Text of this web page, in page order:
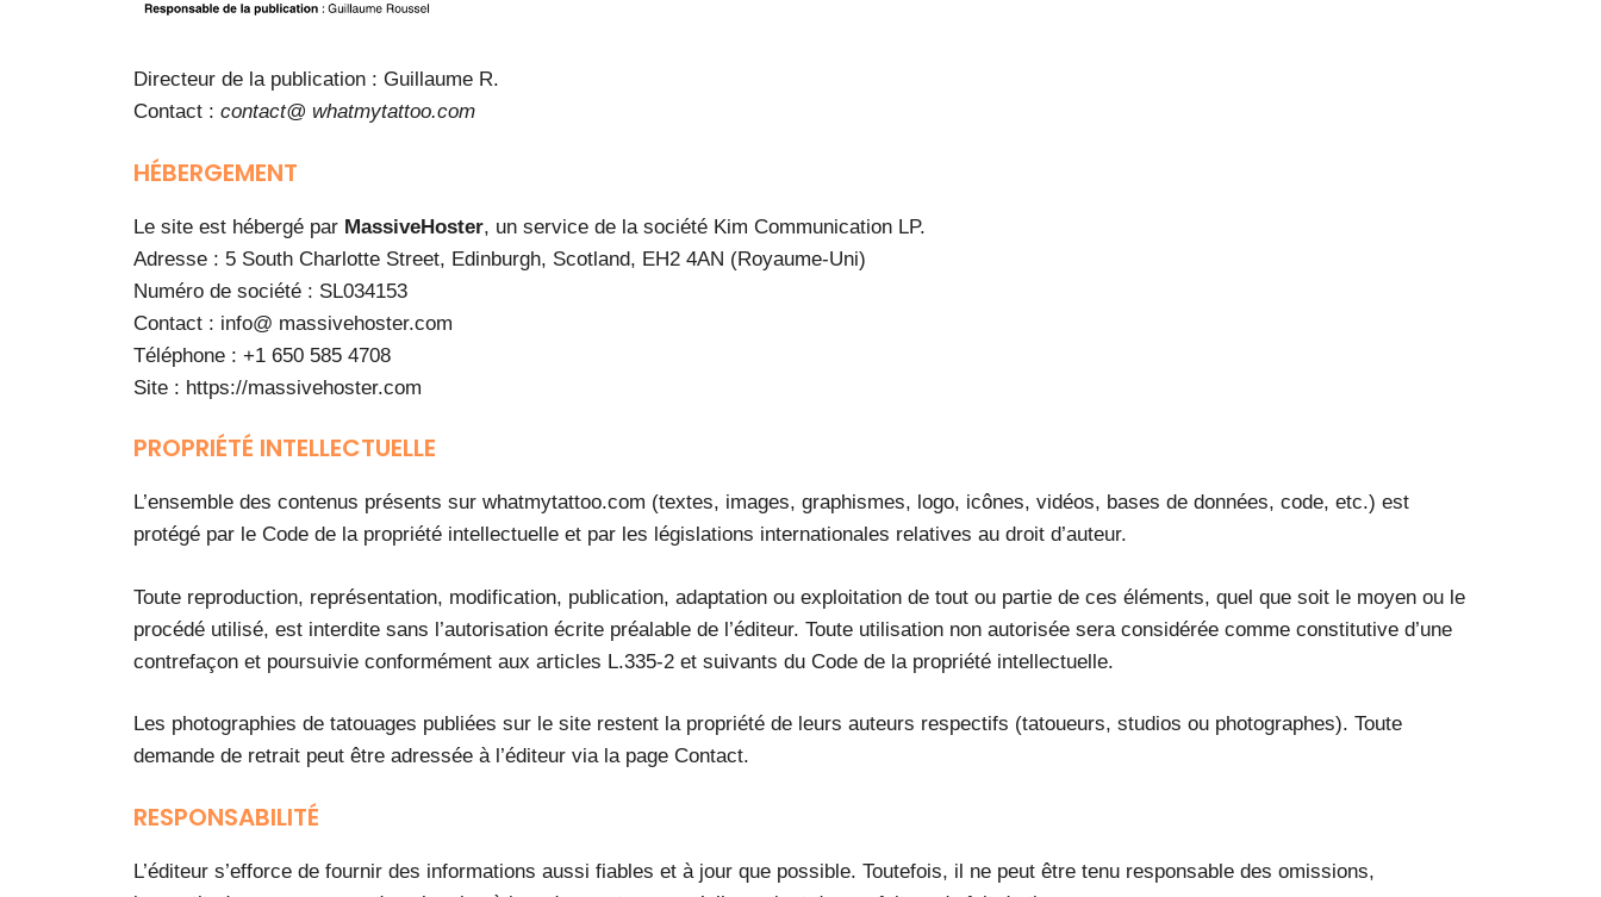
Directeur de la publication : Guillaume R.
Contact : contact@ whatmytattoo.com
HÉBERGEMENT
Le site est hébergé par MassiveHoster, un service de la société Kim Communication LP.
Adresse : 5 South Charlotte Street, Edinburgh, Scotland, EH2 4AN (Royaume-Uni)
Numéro de société : SL034153
Contact : info@ massivehoster.com
Téléphone : +1 650 585 4708
Site : https://massivehoster.com
PROPRIÉTÉ INTELLECTUELLE
L’ensemble des contenus présents sur whatmytattoo.com (textes, images, graphismes, logo, icônes, vidéos, bases de données, code, etc.) est
protégé par le Code de la propriété intellectuelle et par les législations internationales relatives au droit d’auteur.
Toute reproduction, représentation, modification, publication, adaptation ou exploitation de tout ou partie de ces éléments, quel que soit le moyen ou le
procédé utilisé, est interdite sans l’autorisation écrite préalable de l’éditeur. Toute utilisation non autorisée sera considérée comme constitutive d’une
contrefaçon et poursuivie conformément aux articles L.335-2 et suivants du Code de la propriété intellectuelle.
Les photographies de tatouages publiées sur le site restent la propriété de leurs auteurs respectifs (tatoueurs, studios ou photographes). Toute
demande de retrait peut être adressée à l’éditeur via la page Contact.
RESPONSABILITÉ
L’éditeur s’efforce de fournir des informations aussi fiables et à jour que possible. Toutefois, il ne peut être tenu responsable des omissions,